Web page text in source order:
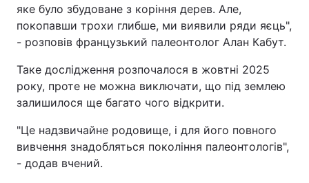
Тема оформлення
яке було збудоване з коріння дерев. Але,
покопавши трохи глибше, ми виявили ряди яєць",
- розповів французький палеонтолог Алан Кабут.
Таке дослідження розпочалося в жовтні 2025
року, проте не можна виключати, що під землею
залишилося ще багато чого відкрити.
"Це надзвичайне родовище, і для його повного
вивчення знадобляться покоління палеонтологів",
- додав вчений.